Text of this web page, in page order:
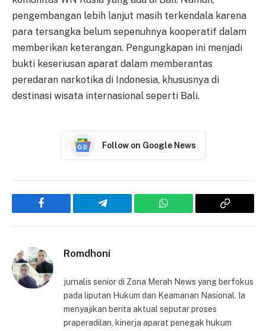
pengembangan lebih lanjut masih terkendala karena
para tersangka belum sepenuhnya kooperatif dalam
memberikan keterangan. Pengungkapan ini menjadi
bukti keseriusan aparat dalam memberantas
peredaran narkotika di Indonesia, khususnya di
destinasi wisata internasional seperti Bali.
Follow on Google News
Facebook Telegram WhatsApp
Copy
Romdhoni
jurnalis senior di Zona Merah News yang berfokus
pada liputan Hukum dan Keamanan Nasional. Ia
menyajikan berita aktual seputar proses
praperadilan, kinerja aparat penegak hukum